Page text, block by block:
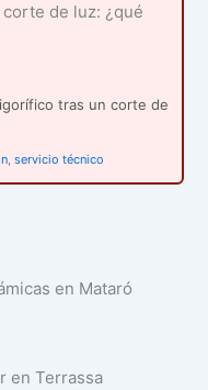
de luz: ¿qué
tras un corte de
,servicio técnico
en Mataró
en Terrassa